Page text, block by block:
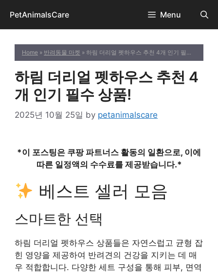
content
PetAnimalsCare Menu
Home » 반려동물 마켓 » 하림 더리얼 펫하우스 추천 4개 인기 필수 상품!
하림 더리얼 펫하우스 추천 4
개 인기 필수 상품!
2025년 10월 25일 by petanimalscare
*이 포스팅은 쿠팡 파트너스 활동의 일환으로, 이에
따른 일정액의 수수료를 제공받습니다.*
베스트 셀러 모음
스마트한 선택
하림 더리얼 펫하우스 상품들은 자연스럽고 균형 잡
힌 영양을 제공하여 반려견의 건강을 지키는 데 매
우 적합합니다. 다양한 세트 구성을 통해 피부, 면역